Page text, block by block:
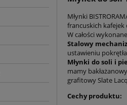
Młynki
francuskich kafejek
W całości
Stalowy
ustawieniu
Młynki do soli i
mamy
grafitowy Slate
Cechy produktu: